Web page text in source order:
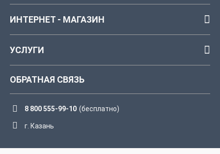
ИНТЕРНЕТ - МАГАЗИН
УСЛУГИ
ОБРАТНАЯ СВЯЗЬ
8 800 555-99-10 (бесплатно)
г. Казань